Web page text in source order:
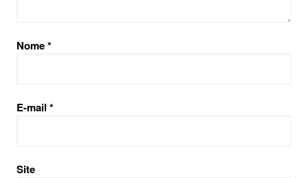
Nome*
E-mail *
Site